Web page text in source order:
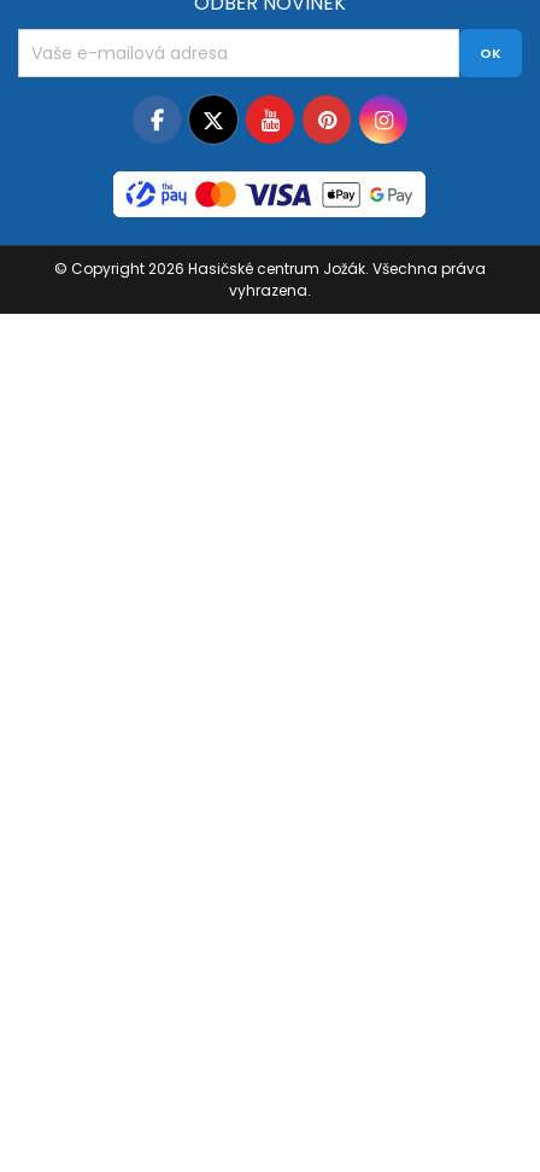
Facebook
TwitterYouTubePinterestInstagram
© Copyright 2026 Hasičské centrum Jožák. Všechna práva
vyhrazena.